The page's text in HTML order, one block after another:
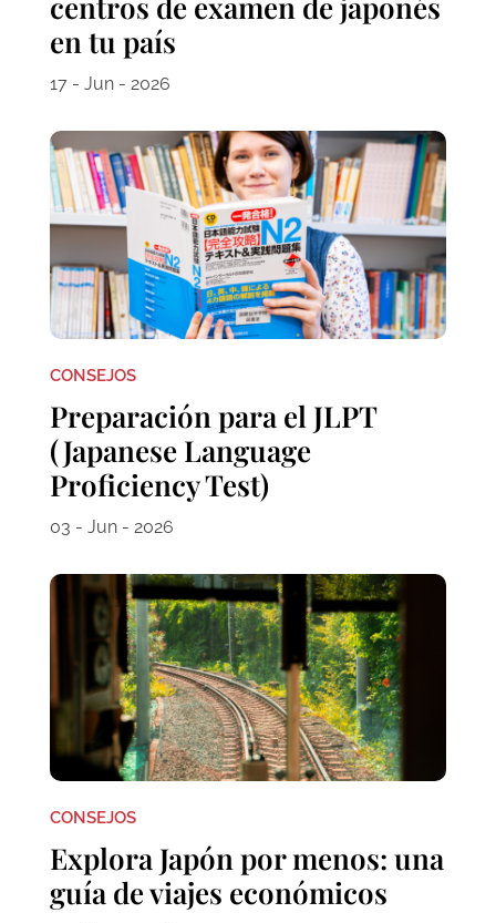
en tu país
17 - Jun - 2026
CONSEJOS
Preparación para el JLPT
(Japanese Language
Proficiency Test)
03 - Jun - 2026
CONSEJOS
Explora Japón por menos: una
guía de viajes económicos